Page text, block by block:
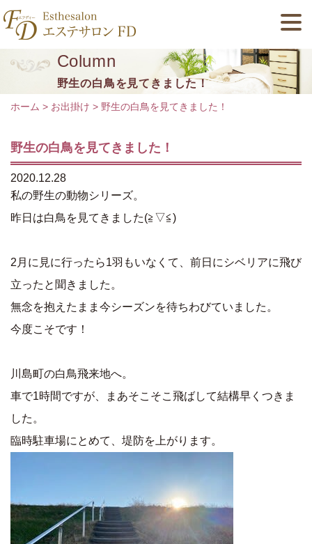
Column
野生の白鳥を見てきました！
ホーム > お出掛け > 野生の白鳥を見てきました！
野生の白鳥を見てきました！
2020.12.28
私の野生の動物シリーズ。
昨日は白鳥を見てきました(≧▽≦)
2月に見に行ったら1羽もいなくて、前日にシベリアに飛び
立ったと聞きました。
無念を抱えたまま今シーズンを待ちわびていました。
今度こそです！
川島町の白鳥飛来地へ。
車で1時間ですが、まあそこそこ飛ばして結構早くつきま
した。
臨時駐車場にとめて、堤防を上がります。